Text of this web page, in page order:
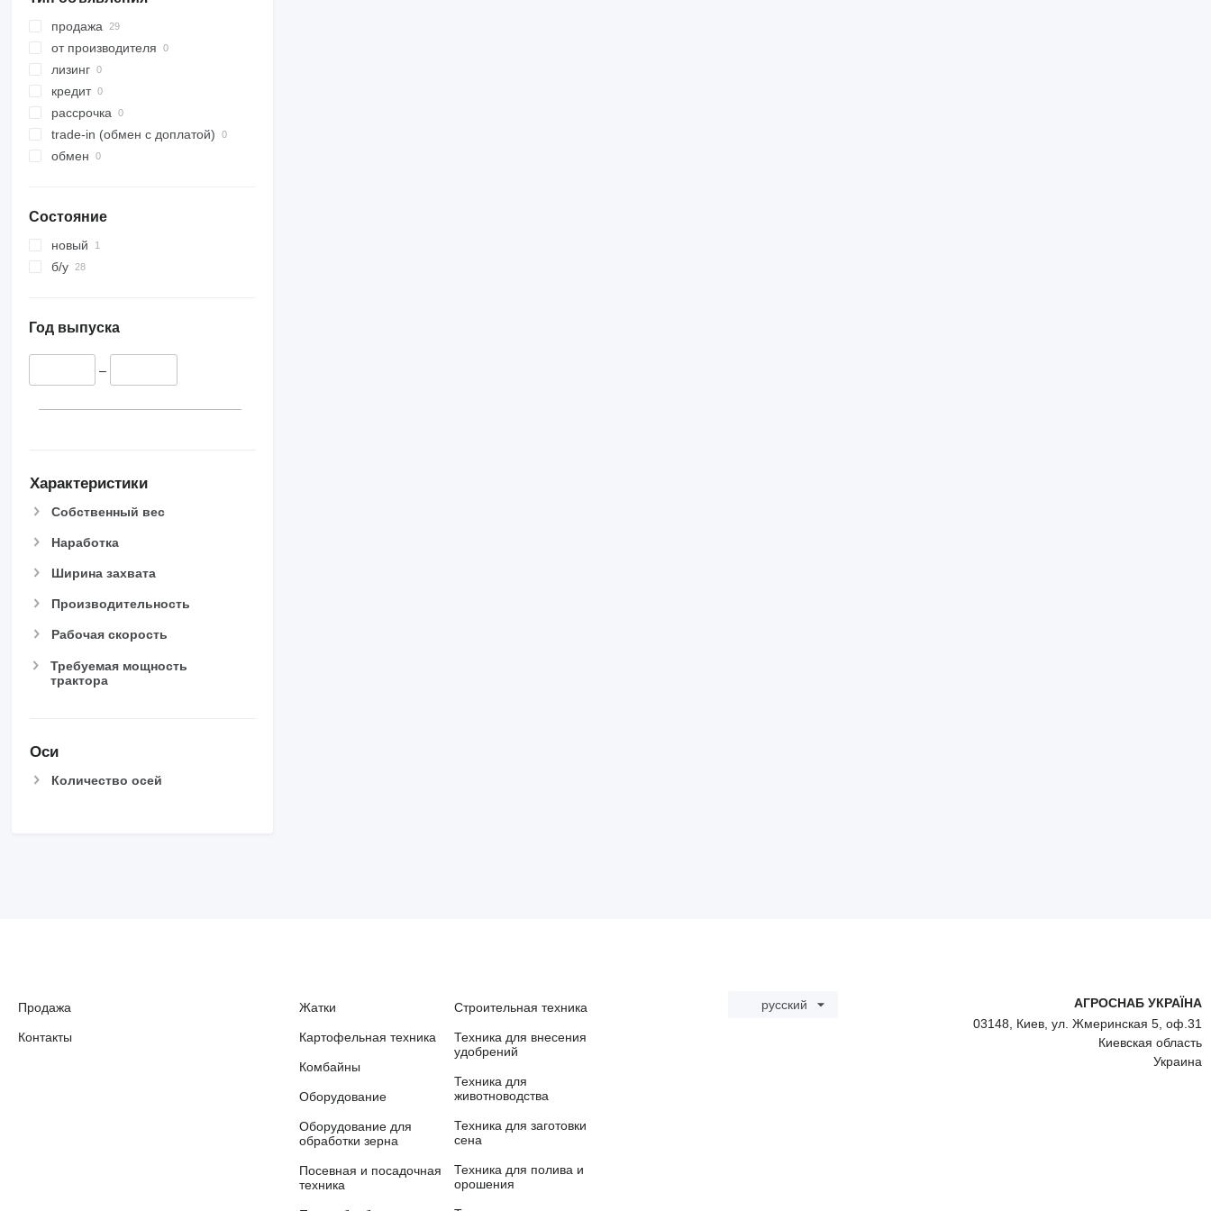
продажа
от производителя
лизинг
кредит
рассрочка
trade-in (обмен с доплатой)
обмен
Состояние
новый
б/у
Год выпуска
–
Характеристики
Собственный вес
Наработка
Ширина захвата
Производительность
Рабочая скорость
Требуемая мощность
трактора
Оси
Количество осей
Продажа
Контакты
русский
АГРОСНАБ УКРАЇНА
03148, Киев, ул. Жмеринская 5, оф.31
Киевская область
Украина
Жатки
Картофельная техника
Комбайны
Оборудование
Оборудование для
обработки зерна
Посевная и посадочная
техника
Строительная техника
Техника для внесения
удобрений
Техника для
животноводства
Техника для заготовки
сена
Техника для полива и
орошения